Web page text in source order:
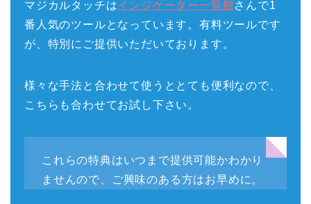
マジカルタッチはインジケーター一覧館さんで1
番人気のツールとなっています。有料ツールです
が、特別にご提供いただいております。
様々な手法と合わせて使うととても便利なので、
こちらも合わせてお試し下さい。
これらの特典はいつまで提供可能かわかり
ませんので、ご興味のある方はお早めに。